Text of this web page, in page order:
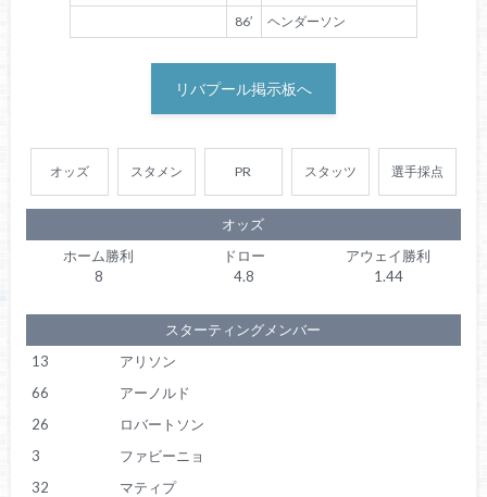
86′
ヘンダーソン
リバプール掲示板へ
オッズ スタメン PR スタッツ 選手採点
オッズ
ホーム勝利
8
ドロー
4.8
アウェイ勝利
1.44
スターティングメンバー
13
アリソン
66
アーノルド
26
ロバートソン
3
ファビーニョ
32
マティプ